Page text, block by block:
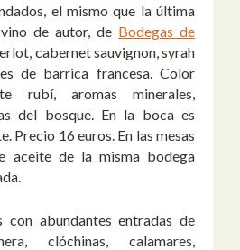
el mismo que la última
de autor, de Bodegas de
cabernet sauvignon, syrah
de barrica francesa. Color
rubí, aromas minerales,
del bosque. En la boca es
Precio 16 euros. En las mesas
aceite de la misma bodega
abundantes entradas de
clóchinas, calamares,